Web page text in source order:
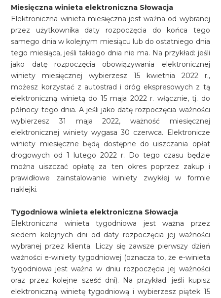
Miesięczna winieta elektroniczna Słowacja
Elektroniczna winieta miesięczna jest ważna od wybranej
przez użytkownika daty rozpoczęcia do końca tego
samego dnia w kolejnym miesiącu lub do ostatniego dnia
tego miesiąca, jeśli takiego dnia nie ma. Na przykład: jeśli
jako datę rozpoczęcia obowiązywania elektronicznej
winiety miesięcznej wybierzesz 15 kwietnia 2022 r.,
możesz korzystać z autostrad i dróg ekspresowych z tą
elektroniczną winietą do 15 maja 2022 r. włącznie, tj. do
północy tego dnia. A jeśli jako datę rozpoczęcia ważności
wybierzesz 31 maja 2022, ważność miesięcznej
elektronicznej winiety wygasa 30 czerwca. Elektronicze
winiety miesięczne będą dostępne do uiszczania opłat
drogowych od 1 lutego 2022 r. Do tego czasu będzie
można uiszczać opłatę za ten okres poprzez zakup i
prawidłowe zainstalowanie winiety zwykłej w formie
naklejki.
Tygodniowa winieta elektroniczna Słowacja
Elektroniczna winieta tygodniowa jest ważna przez
siedem kolejnych dni od daty rozpoczęcia jej ważności
wybranej przez klienta. Liczy się zawsze pierwszy dzień
ważności e-winiety tygodniowej (oznacza to, że e-winieta
tygodniowa jest ważna w dniu rozpoczęcia jej ważności
oraz przez kolejne sześć dni). Na przykład: jeśli kupisz
elektroniczną winietę tygodniową i wybierzesz piątek 15